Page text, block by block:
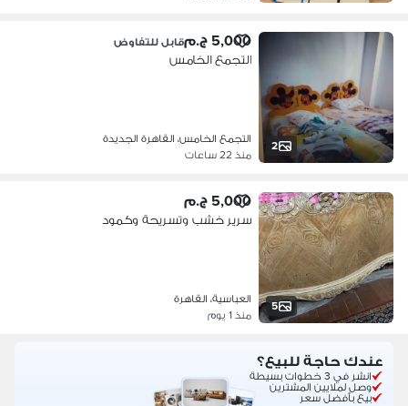
2
5,000 ج.م قابل للتفاوض
التجمع الخامس
التجمع الخامس، القاهرة الجديدة
منذ 22 ساعات
5
5,000 ج.م
سرير خشب وتسريحة وكمود
العباسية، القاهرة
منذ 1 يوم
عندك حاجة للبيع؟
انشر في 3 خطوات بسيطة
وصل لملايين المشترين
بيع بأفضل سعر